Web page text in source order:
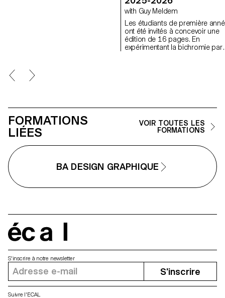
with Guy Meldem
Les étudiants de première
ont été invités à concevoir une
édition de 16 pages. En
expérimentant la bichromie par
FORMATIONS
LIÉES
VOIR TOUTES LES
FORMATIONS
BA DESIGN GRAPHIQUE
S'inscrire à notre newsletter
S'inscrire
Suivre l'ECAL